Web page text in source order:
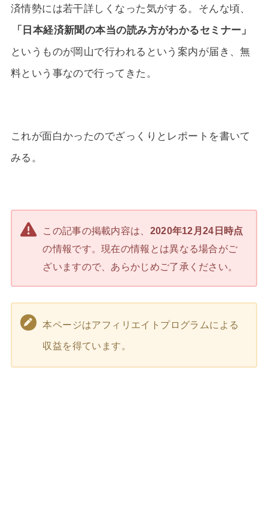
済情勢には若干詳しくなった気がする。そんな頃、
「日本経済新聞の本当の読み方がわかるセミナー」
というものが岡山で行われるという案内が届き、無
料という事なので行ってきた。
これが面白かったのでざっくりとレポートを書いて
みる。
この記事の掲載内容は、 2020年12月24日時点
の情報です。現在の情報とは異なる場合がご
ざいますので、あらかじめご了承ください。
本ページはアフィリエイトプログラムによる
収益を得ています。